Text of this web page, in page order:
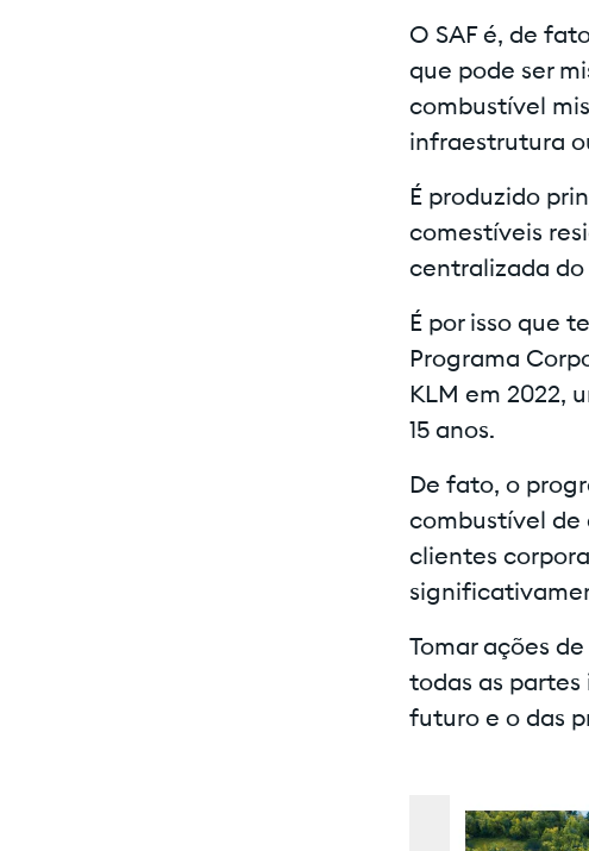
O SAF é, de
que pode ser
combustível
infraestrutura
É produzido
comestíveis
centralizada
É por isso que
Programa
KLM em 2022,
15 anos.
De fato, o
combustível de
clientes
Tomar ações
todas as partes
futuro e o das